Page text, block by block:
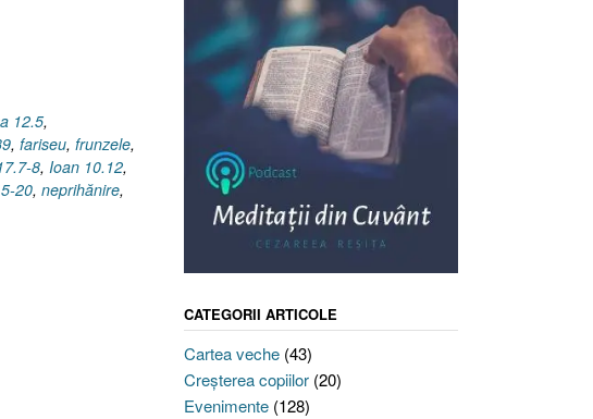
12.5,
, fariseu, frunzele,
8, Ioan 10.12,
20, neprihănire,
CATEGORII ARTICOLE
Cartea veche(43)
Creşterea copiilor(20)
Evenimente(128)